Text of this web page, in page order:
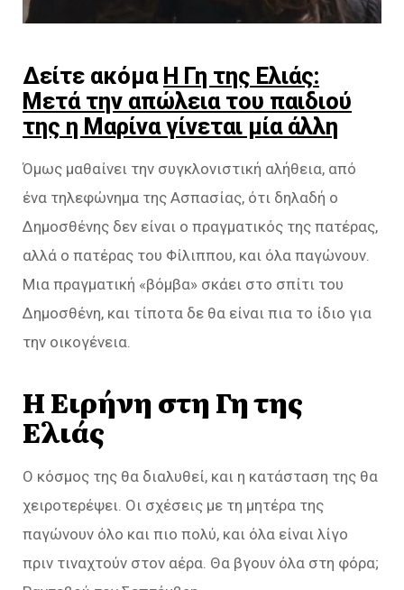
Δείτε ακόμα Η Γη της Ελιάς:
Μετά την απώλεια του παιδιού
της η Μαρίνα γίνεται μία άλλη
Όμως μαθαίνει την συγκλονιστική αλήθεια, από
ένα τηλεφώνημα της Ασπασίας, ότι δηλαδή ο
Δημοσθένης δεν είναι ο πραγματικός της πατέρας,
αλλά ο πατέρας του Φίλιππου, και όλα παγώνουν.
Μια πραγματική «βόμβα» σκάει στο σπίτι του
Δημοσθένη, και τίποτα δε θα είναι πια το ίδιο για
την οικογένεια.
Η Ειρήνη στη Γη της
Ελιάς
Ο κόσμος της θα διαλυθεί, και η κατάσταση της θα
χειροτερέψει. Οι σχέσεις με τη μητέρα της
παγώνουν όλο και πιο πολύ, και όλα είναι λίγο
πριν τιναχτούν στον αέρα. Θα βγουν όλα στη φόρα;